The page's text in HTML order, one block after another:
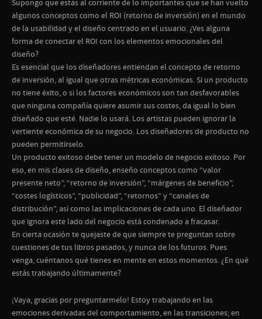
Supongo que estás al corriente de lo importantes que se han vuelto
algunos conceptos como el ROI (retorno de inversión) en el mundo
de la usabilidad y el diseño centrado en el usuario. ¿Ves alguna
forma de conectar el ROI con los elementos emocionales del
diseño?
Es esencial que los diseñadores entiendan el concepto de retorno
de inversión, al igual que otras métricas económicas. Si un producto
no tiene éxito, o si los factores económicos son tan desfavorables
que ninguna compañía quiere asumir sus costes, da igual lo bien
diseñado que esté. Nadie lo usará. Los artistas pueden ignorar la
vertiente económica de su negocio. Los diseñadores de producto no
pueden permitírselo.
Un producto exitoso debe tener un modelo de negocio exitoso. Por
eso, en mis clases de diseño, enseño conceptos como “valor
presente neto”, “retorno de inversión”, “márgenes de beneficio”,
“costes logísticos”, “publicidad”, “retornos” y “canales de
distribución”, así como las implicaciones de cada uno. El diseñador
que ignora este lado del negocio está condenado a fracasar.
En cierta ocasión te quejaste de que siempre te preguntan sobre
cuestiones de tus libros pasados, y nunca de los futuros. Pues
venga, cuéntanos qué tienes en mente en estos momentos. ¿En qué
estás trabajando últimamente?
¡Vaya, gracias por preguntarmelo! Estoy trabajando en las
emociones derivadas del comportamiento, en las transiciones; en